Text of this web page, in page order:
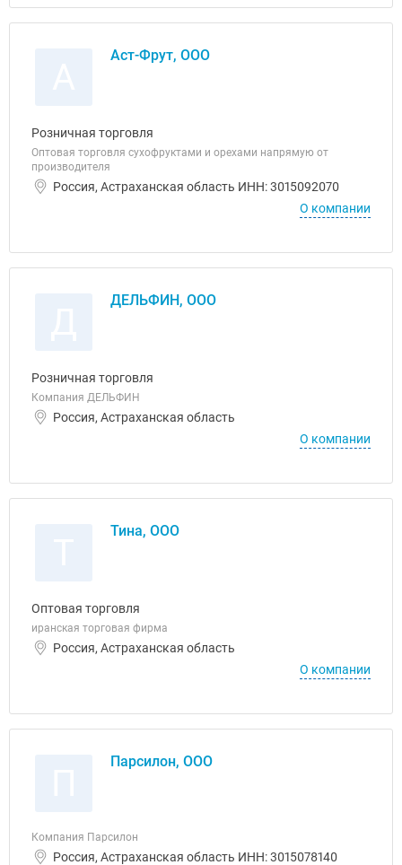
Аст-Фрут, ООО
Розничная торговля
Оптовая торговля сухофруктами и орехами напрямую от
производителя
Россия, Астраханская область ИНН: 3015092070
О компании
ДЕЛЬФИН, ООО
Розничная торговля
Компания ДЕЛЬФИН
Россия, Астраханская область
О компании
Тина, ООО
Оптовая торговля
иранская торговая фирма
Россия, Астраханская область
О компании
Парсилон, ООО
Компания Парсилон
Россия, Астраханская область ИНН: 3015078140